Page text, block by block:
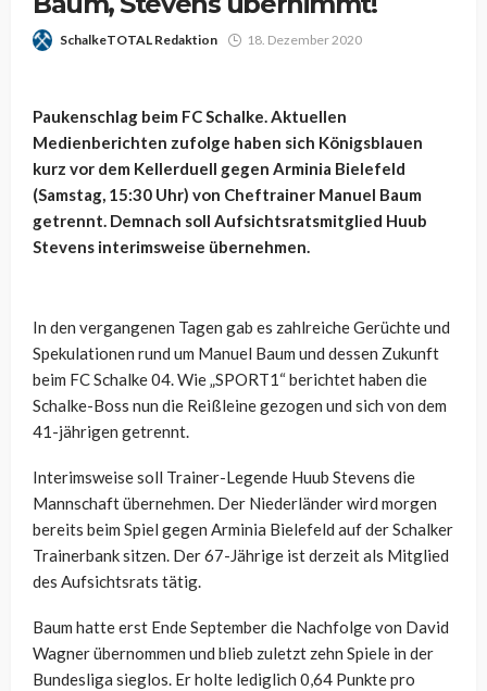
SchalkeTOTAL Redaktion 18. Dezember 2020
Paukenschlag beim FC Schalke. Aktuellen
Medienberichten zufolge haben sich Königsblauen
kurz vor dem Kellerduell gegen Arminia Bielefeld
(Samstag, 15:30 Uhr) von Cheftrainer Manuel Baum
getrennt. Demnach soll Aufsichtsratsmitglied Huub
Stevens interimsweise übernehmen.
In den vergangenen Tagen gab es zahlreiche Gerüchte und
Spekulationen rund um Manuel Baum und dessen Zukunft
beim FC Schalke 04. Wie „SPORT1“ berichtet haben die
Schalke-Boss nun die Reißleine gezogen und sich von dem
41-jährigen getrennt.
Interimsweise soll Trainer-Legende Huub Stevens die
Mannschaft übernehmen. Der Niederländer wird morgen
bereits beim Spiel gegen Arminia Bielefeld auf der Schalker
Trainerbank sitzen. Der 67-Jährige ist derzeit als Mitglied
des Aufsichtsrats tätig.
Baum hatte erst Ende September die Nachfolge von David
Wagner übernommen und blieb zuletzt zehn Spiele in der
Bundesliga sieglos. Er holte lediglich 0,64 Punkte pro